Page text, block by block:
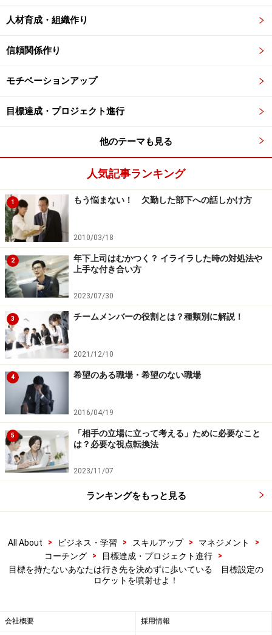
人材育成・組織作り
信頼関係作り
モチベーションアップ
目標達成・プロジェクト進行
他のテーマも見る
人気記事ランキング
1 もう悩まない！ 欠勤した部下への話しかけ方
2010/03/18
2
年下上司はむかつく？ イライラした時の対処法や
上手な付き合い方
2023/07/30
3 チームメンバーの役割とは？種類別に解説！
2021/12/10
4 希望のある職場・希望のない職場
2016/04/19
5
「相手の立場に立って考える」ために必要なこと
は？必要な視点転換法
2023/11/07
ランキングをもっと見る
All About > ビジネス・学習 > スキルアップ > マネジメント
>
コーチング
> 目標達成・プロジェクト進行
>
目標を持たないあなたは行き先を決めずに歩いている 目標設定の
ロケットを噴射せよ！
会社概要 採用情報